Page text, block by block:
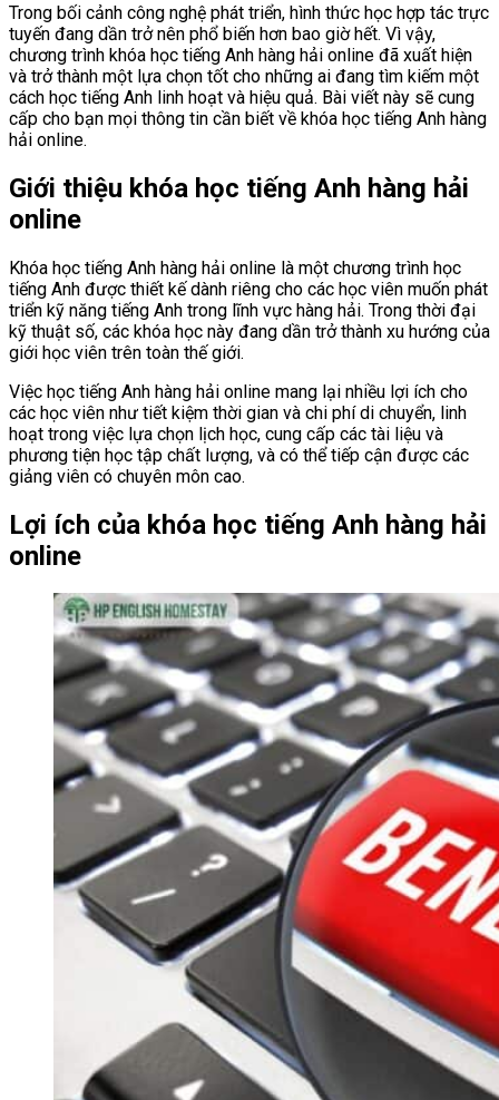
Trong bối cảnh công nghệ phát triển, hình thức học hợp tác trực
tuyến đang dần trở nên phổ biến hơn bao giờ hết. Vì vậy,
chương trình khóa học tiếng Anh hàng hải online đã xuất hiện
và trở thành một lựa chọn tốt cho những ai đang tìm kiếm một
cách học tiếng Anh linh hoạt và hiệu quả. Bài viết này sẽ cung
cấp cho bạn mọi thông tin cần biết về khóa học tiếng Anh hàng
hải online.
Giới thiệu khóa học tiếng Anh hàng hải
online
Khóa học tiếng Anh hàng hải online là một chương trình học
tiếng Anh được thiết kế dành riêng cho các học viên muốn phát
triển kỹ năng tiếng Anh trong lĩnh vực hàng hải. Trong thời đại
kỹ thuật số, các khóa học này đang dần trở thành xu hướng của
giới học viên trên toàn thế giới.
Việc học tiếng Anh hàng hải online mang lại nhiều lợi ích cho
các học viên như tiết kiệm thời gian và chi phí di chuyển, linh
hoạt trong việc lựa chọn lịch học, cung cấp các tài liệu và
phương tiện học tập chất lượng, và có thể tiếp cận được các
giảng viên có chuyên môn cao.
Lợi ích của khóa học tiếng Anh hàng hải
online